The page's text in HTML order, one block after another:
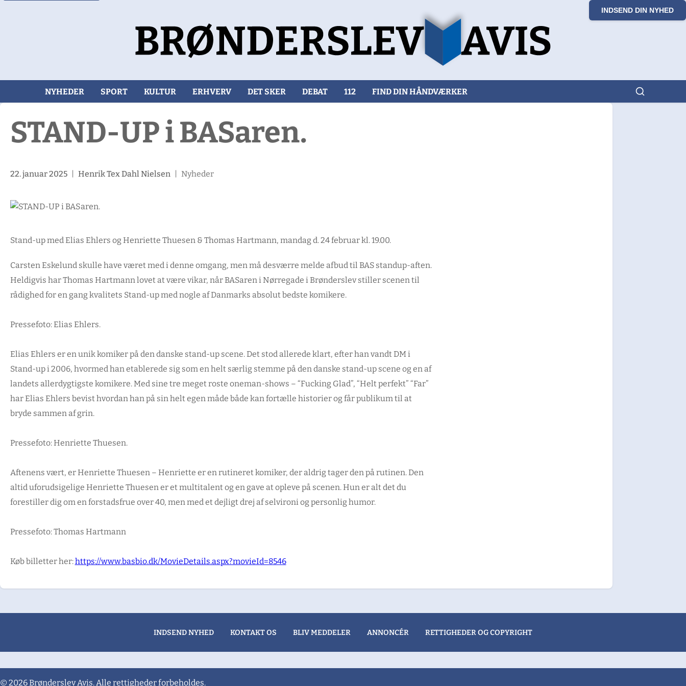
INDSEND DIN NYHED
NYHEDER SPORT KULTUR ERHVERV DET SKER DEBAT 112 FIND DIN HÅNDVÆRKER
STAND-UP i BASaren.
22. januar 2025| Henrik Tex Dahl Nielsen| Nyheder
Stand-up med Elias Ehlers og Henriette Thuesen & Thomas Hartmann, mandag d. 24 februar kl. 19.00.
Carsten Eskelund skulle have været med i denne omgang, men må desværre melde afbud til BAS standup-aften.
Heldigvis har Thomas Hartmann lovet at være vikar, når BASaren i Nørregade i Brønderslev stiller scenen til
rådighed for en gang kvalitets Stand-up med nogle af Danmarks absolut bedste komikere.
Pressefoto: Elias Ehlers.
Elias Ehlers er en unik komiker på den danske stand-up scene. Det stod allerede klart, efter han vandt DM i
Stand-up i 2006, hvormed han etablerede sig som en helt særlig stemme på den danske stand-up scene og en af
landets allerdygtigste komikere. Med sine tre meget roste oneman-shows – “Fucking Glad”, “Helt perfekt” “Far”
har Elias Ehlers bevist hvordan han på sin helt egen måde både kan fortælle historier og får publikum til at
bryde sammen af grin.
Pressefoto: Henriette Thuesen.
Aftenens vært, er Henriette Thuesen – Henriette er en rutineret komiker, der aldrig tager den på rutinen. Den
altid uforudsigelige Henriette Thuesen er et multitalent og en gave at opleve på scenen. Hun er alt det du
forestiller dig om en forstadsfrue over 40, men med et dejligt drej af selvironi og personlig humor.
Pressefoto: Thomas Hartmann
Køb billetter her:https://www.basbio.dk/MovieDetails.aspx?movieId=8546
INDSEND NYHED KONTAKT OS BLIV MEDDELER ANNONCÉR RETTIGHEDER OG COPYRIGHT
© 2026 Brønderslev Avis. Alle rettigheder forbeholdes.